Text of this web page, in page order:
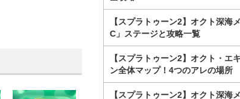
【スプラトゥーン2】オクト深海
C」ステージと攻略一覧
【スプラトゥーン2】オクト・エ
ン全体マップ！4つのアレの場所
【スプラトゥーン2】オクト深海